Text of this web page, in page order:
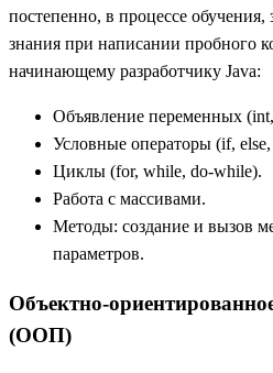
постепенно, в процессе обучения,
знания при написании пробного
начинающему разработчику Java:
Объявление переменных
Условные операторы (if,
Циклы (for, while, do-while).
Работа с массивами.
Методы: создание и вызов
параметров.
Объектно-
(ООП)